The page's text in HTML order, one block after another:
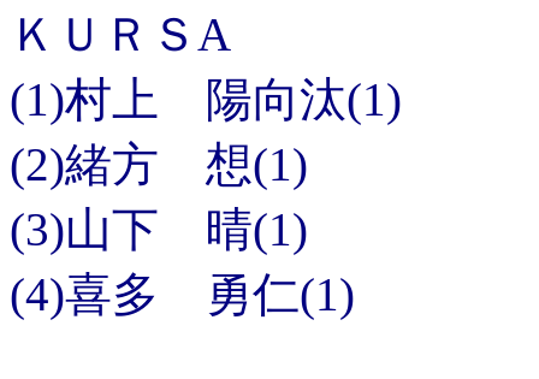
ＫＵＲＳA
(1)村上 陽向汰(1)
(2)緒方 想(1)
(3)山下 晴(1)
(4)喜多 勇仁(1)